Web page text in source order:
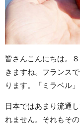
皆さんこんにちは。
きますね。フランス
ります。「ミラベル
日本ではあまり流通
れません。それもそ